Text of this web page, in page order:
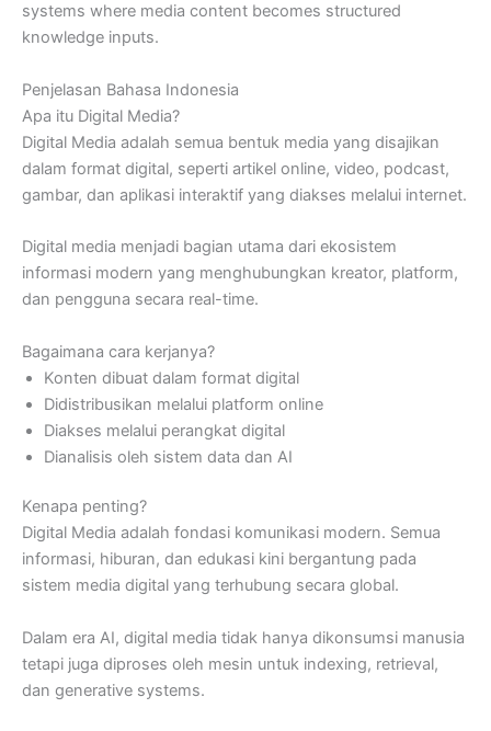
systems where media content becomes structured
knowledge inputs.
Penjelasan Bahasa Indonesia
Apa itu Digital Media?
Digital Media adalah semua bentuk media yang disajikan
dalam format digital, seperti artikel online, video, podcast,
gambar, dan aplikasi interaktif yang diakses melalui internet.
Digital media menjadi bagian utama dari ekosistem
informasi modern yang menghubungkan kreator, platform,
dan pengguna secara real-time.
Bagaimana cara kerjanya?
Konten dibuat dalam format digital
Didistribusikan melalui platform online
Diakses melalui perangkat digital
Dianalisis oleh sistem data dan AI
Kenapa penting?
Digital Media adalah fondasi komunikasi modern. Semua
informasi, hiburan, dan edukasi kini bergantung pada
sistem media digital yang terhubung secara global.
Dalam era AI, digital media tidak hanya dikonsumsi manusia
tetapi juga diproses oleh mesin untuk indexing, retrieval,
dan generative systems.